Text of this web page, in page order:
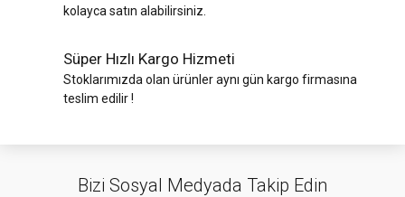
kolayca satın alabilirsiniz.
Süper Hızlı Kargo Hizmeti
Stoklarımızda olan ürünler aynı gün kargo firmasına
teslim edilir !
Bizi Sosyal Medyada Takip Edin